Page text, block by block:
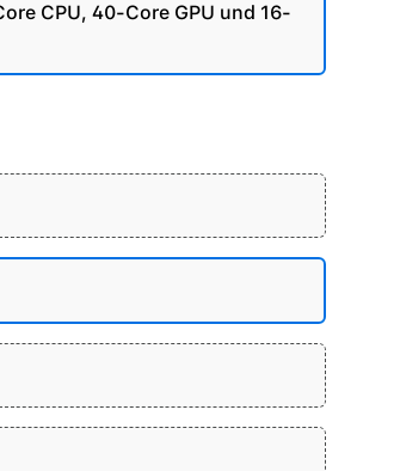
CPU, 40-Core GPU und 16-